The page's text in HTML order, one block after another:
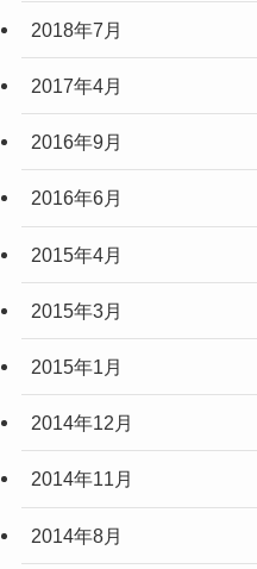
2018年7月
2017年4月
2016年9月
2016年6月
2015年4月
2015年3月
2015年1月
2014年12月
2014年11月
2014年8月